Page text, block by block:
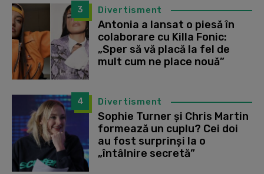
3 Divertisment
Antonia a lansat o piesă în
colaborare cu Killa Fonic:
„Sper să vă placă la fel de
mult cum ne place nouă”
4 Divertisment
Sophie Turner și Chris Martin
formează un cuplu? Cei doi
au fost surprinși la o
„întâlnire secretă”